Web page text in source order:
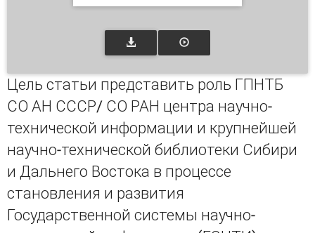
Цель статьи представить роль ГПНТБ
СО АН СССР/ СО РАН центра научно-
технической информации и крупнейшей
научно-технической библиотеки Сибири
и Дальнего Востока в процессе
становления и развития
Государственной системы научно-